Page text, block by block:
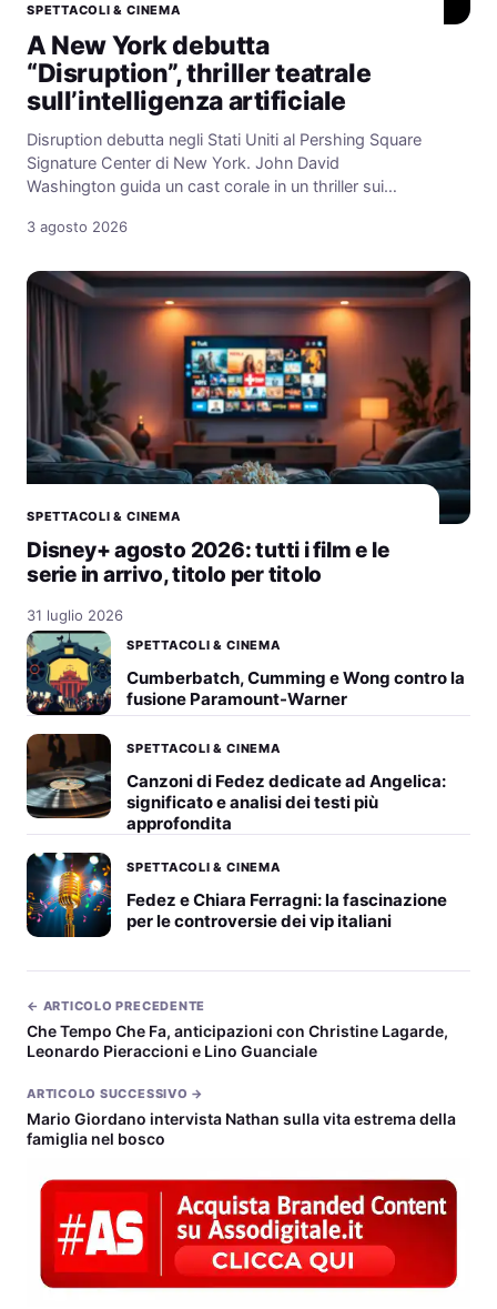
SPETTACOLI & CINEMA
A New York debutta
“Disruption”, thriller teatrale
sull’intelligenza artificiale
Disruption debutta negli Stati Uniti al Pershing Square
Signature Center di New York. John David
Washington guida un cast corale in un thriller sui…
3 agosto 2026
SPETTACOLI & CINEMA
Disney+ agosto 2026: tutti i film e le
serie in arrivo, titolo per titolo
31 luglio 2026
SPETTACOLI & CINEMA
Cumberbatch, Cumming e Wong contro la
fusione Paramount-Warner
SPETTACOLI & CINEMA
Canzoni di Fedez dedicate ad Angelica:
significato e analisi dei testi più
approfondita
SPETTACOLI & CINEMA
Fedez e Chiara Ferragni: la fascinazione
per le controversie dei vip italiani
← ARTICOLO PRECEDENTE
Che Tempo Che Fa, anticipazioni con Christine Lagarde,
Leonardo Pieraccioni e Lino Guanciale
ARTICOLO SUCCESSIVO →
Mario Giordano intervista Nathan sulla vita estrema della
famiglia nel bosco